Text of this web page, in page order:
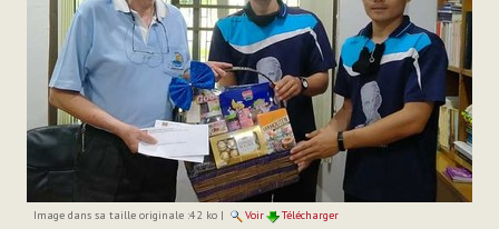
Image dans sa taille originale :42 ko| Voir Télécharger